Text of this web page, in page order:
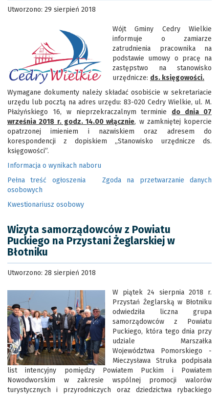
Utworzono: 29 sierpień 2018
Wójt Gminy Cedry Wielkie
informuje o zamiarze
zatrudnienia pracownika na
podstawie umowy o pracę na
zastępstwo na stanowisko
urzędnicze: ds. księgowości.
Wymagane dokumenty należy składać osobiście w sekretariacie
urzędu lub pocztą na adres urzędu: 83-020 Cedry Wielkie, ul. M.
Płażyńskiego 16, w nieprzekraczalnym terminie do dnia 07
września 2018 r. godz. 14.00 włącznie, w zamkniętej kopercie
opatrzonej imieniem i nazwiskiem oraz adresem do
korespondencji z dopiskiem „Stanowisko urzędnicze ds.
księgowości”.
Informacja o wynikach naboru
Pełna treść ogłoszenia
Zgoda na przetwarzanie danych
osobowych
Kwestionariusz osobowy
Wizyta samorządowców z Powiatu
Puckiego na Przystani Żeglarskiej w
Błotniku
Utworzono: 28 sierpień 2018
W piątek 24 sierpnia 2018 r.
Przystań Żeglarską w Błotniku
odwiedziła liczna grupa
samorządowców z Powiatu
Puckiego, która tego dnia przy
udziale Marszałka
Województwa Pomorskiego -
Mieczysława Struka podpisała
list intencyjny pomiędzy Powiatem Puckim i Powiatem
Nowodworskim w zakresie wspólnej promocji walorów
turystycznych i przyrodniczych oraz dziedzictwa rybackiego